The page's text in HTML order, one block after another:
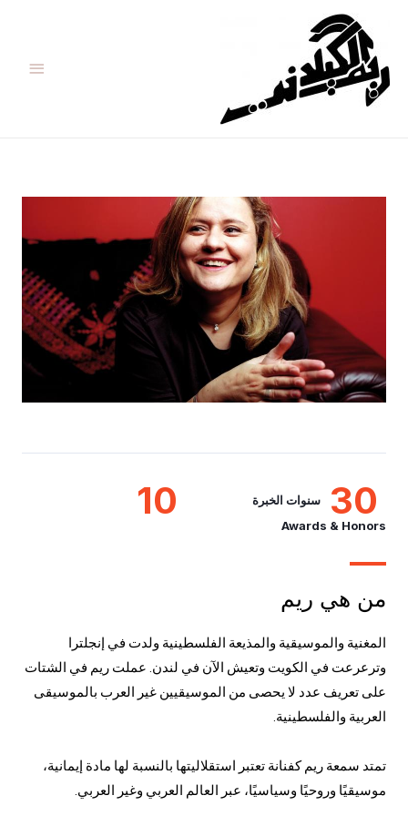
30 سنوات الخبرة 10
Awards & Honors
من هي ريم
المغنية والموسيقية والمذيعة الفلسطينية ولدت في إنجلترا
وترعرعت في الكويت وتعيش الآن في لندن. عملت ريم في الشتات
على تعريف عدد لا يحصى من الموسيقيين غير العرب بالموسيقى
العربية والفلسطينية.
تمتد سمعة ريم كفنانة تعتبر استقلاليتها بالنسبة لها مادة إيمانية،
موسيقيًا وروحيًا وسياسيًا، عبر العالم العربي وغير العربي.